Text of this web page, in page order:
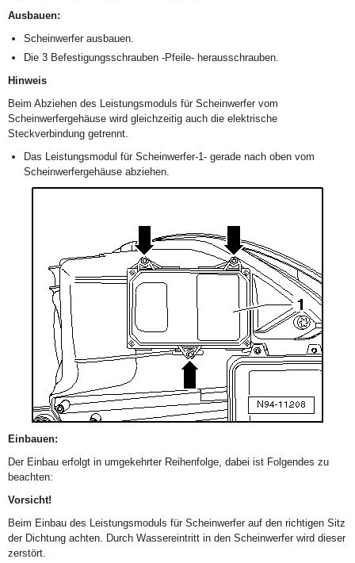
Ausbauen:
Scheinwerfer ausbauen.
Die 3 Befestigungsschrauben -Pfeile- herausschrauben.
Hinweis
Beim Abziehen des Leistungsmoduls für Scheinwerfer vom
Scheinwerfergehäuse wird gleichzeitig auch die elektrische
Steckverbindung getrennt.
Das Leistungsmodul für Scheinwerfer-1- gerade nach oben vom
Scheinwerfergehäuse abziehen.
Einbauen:
Der Einbau erfolgt in umgekehrter Reihenfolge, dabei ist Folgendes zu
beachten:
Vorsicht!
Beim Einbau des Leistungsmoduls für Scheinwerfer auf den richtigen Sitz
der Dichtung achten. Durch Wassereintritt in den Scheinwerfer wird dieser
zerstört.